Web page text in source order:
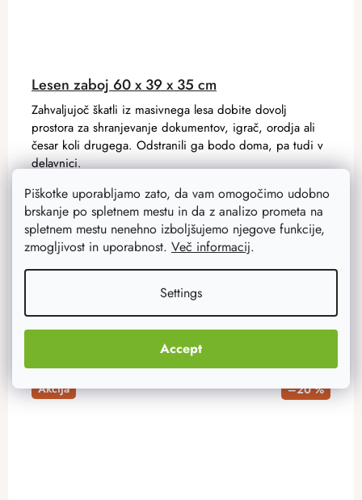
Piškotke uporabljamo zato, da vam omogočimo udobno
brskanje po spletnem mestu in da z analizo prometa na
spletnem mestu nenehno izboljšujemo njegove funkcije,
zmogljivost in uporabnost. Več informacij.
Settings
Accept
Lesen zaboj 60 x 39 x 35 cm
22,90 €
28,70 €
Na zalogi16 ks
Zahvaljujoč škatli iz masivnega lesa dobite dovolj
prostora za shranjevanje dokumentov, igrač, orodja ali
česar koli drugega. Odstranili ga bodo doma, pa tudi v
delavnici.
Akcija –20 %